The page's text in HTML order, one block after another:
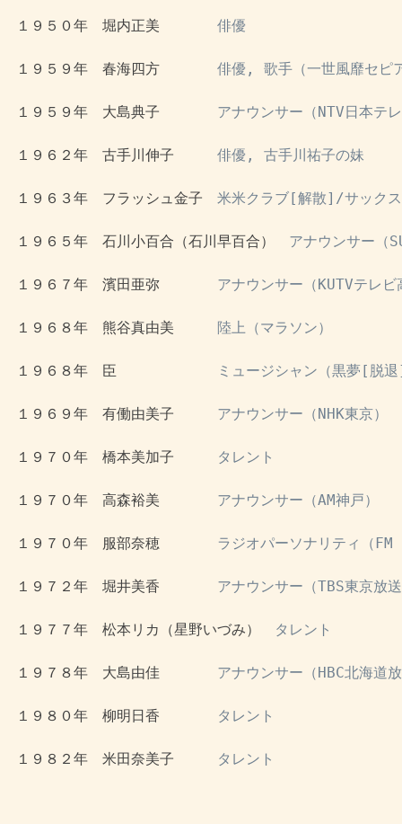
１９５０年　堀内正美 俳優
１９５９年　春海四方 俳優, 歌手（一世風靡セピ
１９５９年　大島典子 アナウンサー（NTV日本テ
１９６２年　古手川伸子 俳優, 古手川祐子の妹
１９６３年　フラッシュ金子 米米クラブ[解散]/サックス
１９６５年　石川小百合（石川早百合） アナウンサー（
１９６７年　濱田亜弥 アナウンサー（KUTVテレビ
１９６８年　熊谷真由美 陸上（マラソン）
１９６８年　臣 ミュージシャン（黒夢[脱
１９６９年　有働由美子 アナウンサー（NHK東京）
１９７０年　橋本美加子 タレント
１９７０年　高森裕美 アナウンサー（AM神戸）
１９７０年　服部奈穂 ラジオパーソナリティ（
１９７２年　堀井美香 アナウンサー（TBS東京放
１９７７年　松本リカ（星野いづみ） タレント
１９７８年　大島由佳 アナウンサー（HBC北海道
１９８０年　柳明日香 タレント
１９８２年　米田奈美子 タレント